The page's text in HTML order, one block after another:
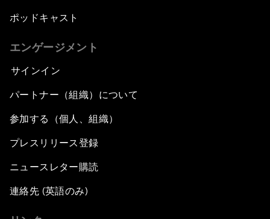
ポッドキャスト
エンゲージメント
サインイン
パートナー（組織）について
参加する（個人、組織）
プレスリリース登録
ニュースレター購読
連絡先 (英語のみ)